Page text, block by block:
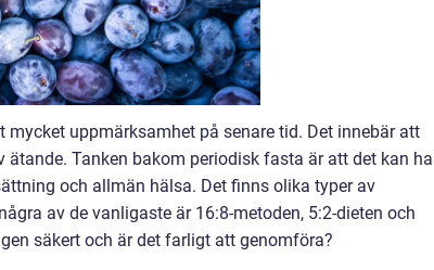
uppmärksamhet på senare tid. Det innebär att
Tanken bakom periodisk fasta är att det kan ha
och allmän hälsa. Det finns olika typer av
av de vanligaste är 16:8-metoden, 5:2-dieten och
säkert och är det farligt att genomföra?